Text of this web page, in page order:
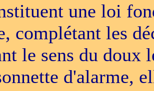
une loi
complétant les
le sens du doux
d'alarme,